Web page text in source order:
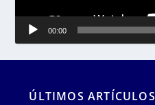
00:00
ÚLTIMOS ARTÍCULOS